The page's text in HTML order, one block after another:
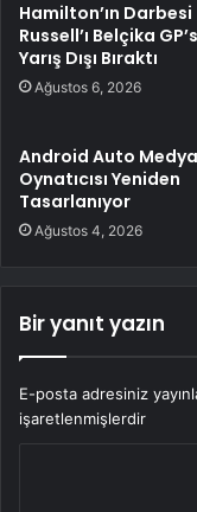
Hamilton’ın Darbesi
Russell’ı Belçika
Yarış Dışı Bıraktı
Ağustos 6, 2026
Android Auto Medya
Oynatıcısı Yeniden
Tasarlanıyor
Ağustos 4, 2026
Bir yanıt yazın
E-posta adresiniz
işaretlenmişlerdir